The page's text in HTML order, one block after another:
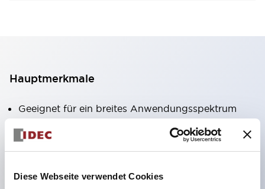
Diese Webseite verwendet Cookies
Hauptmerkmale
Geeignet für ein breites Anwendungsspektrum
von der Konsumelektronik bis zum FA-Bereich
LED-Beleuchtungseinheit mit integriertem
LED-Lampenkörper